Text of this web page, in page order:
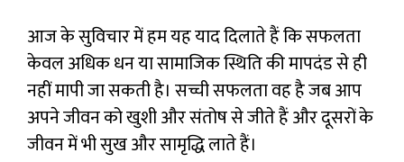
आज के सुविचार में हम यह याद दिलाते हैं कि सफलता
केवल अधिक धन या सामाजिक स्थिति की मापदंड से ही
नहीं मापी जा सकती है। सच्ची सफलता वह है जब आप
अपने जीवन को खुशी और संतोष से जीते हैं और दूसरों के
जीवन में भी सुख और सामृद्धि लाते हैं।